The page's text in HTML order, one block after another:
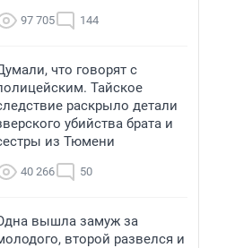
97 705 144
что говорят с
Тайское
раскрыло детали
убийства брата и
из Тюмени
40 266 50
вышла замуж за
второй развелся и